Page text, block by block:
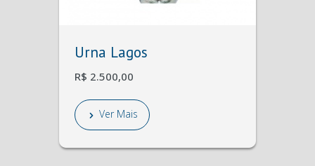
Urna Lagos
R$ 2.500,00
Ver Mais